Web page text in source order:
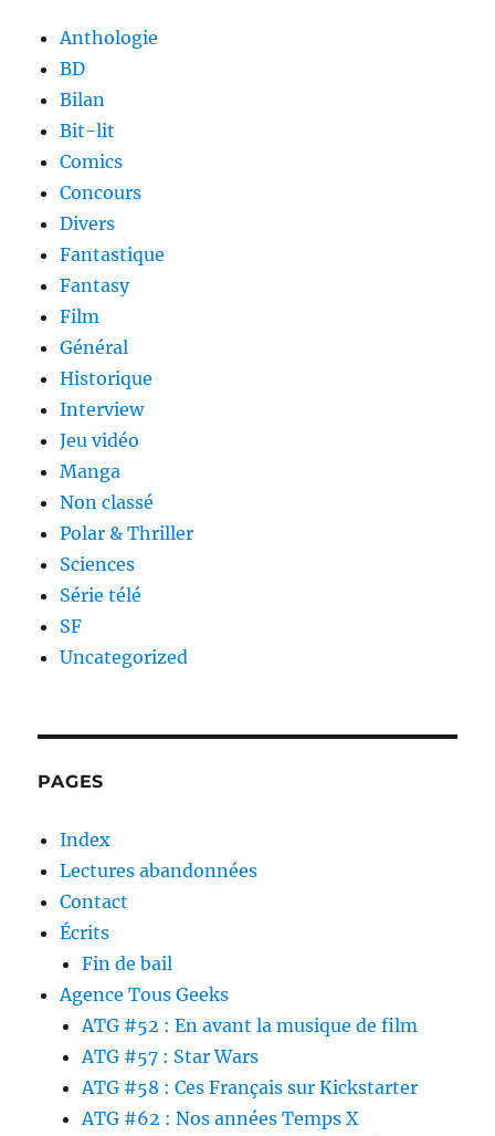
Anthologie
BD
Bilan
Bit-lit
Comics
Concours
Divers
Fantastique
Fantasy
Film
Général
Historique
Interview
Jeu vidéo
Manga
Non classé
Polar & Thriller
Sciences
Série télé
SF
Uncategorized
PAGES
Index
Lectures abandonnées
Contact
Écrits
Fin de bail
Agence Tous Geeks
ATG #52 : En avant la musique de film
ATG #57 : Star Wars
ATG #58 : Ces Français sur Kickstarter
ATG #62 : Nos années Temps X